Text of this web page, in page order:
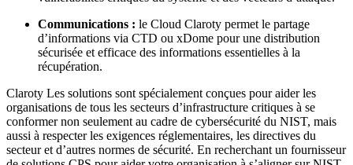
Communications : le Cloud Claroty permet le partage
d’informations via CTD ou xDome pour une distribution
sécurisée et efficace des informations essentielles à la
récupération.
Claroty Les solutions sont spécialement conçues pour aider les
organisations de tous les secteurs d’infrastructure critiques à se
conformer non seulement au cadre de cybersécurité du NIST, mais
aussi à respecter les exigences réglementaires, les directives du
secteur et d’autres normes de sécurité. En recherchant un fournisseur